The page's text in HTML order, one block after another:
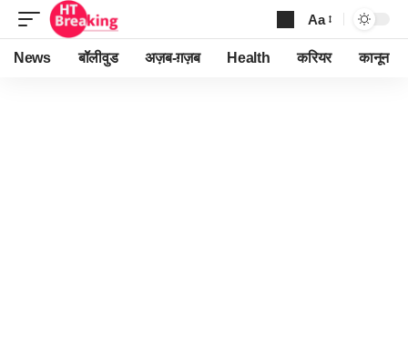
Font
Resizer
Aa
News बॉलीवुड अज़ब-ग़ज़ब Health करियर कानून